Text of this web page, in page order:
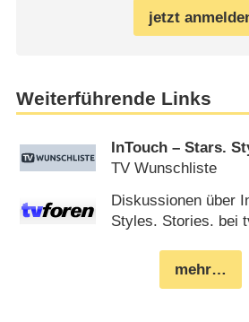
jetzt
Weiterführende Links
InTouch – Stars.
TV Wunschliste
Diskussionen über
Styles. Stories. bei
mehr…